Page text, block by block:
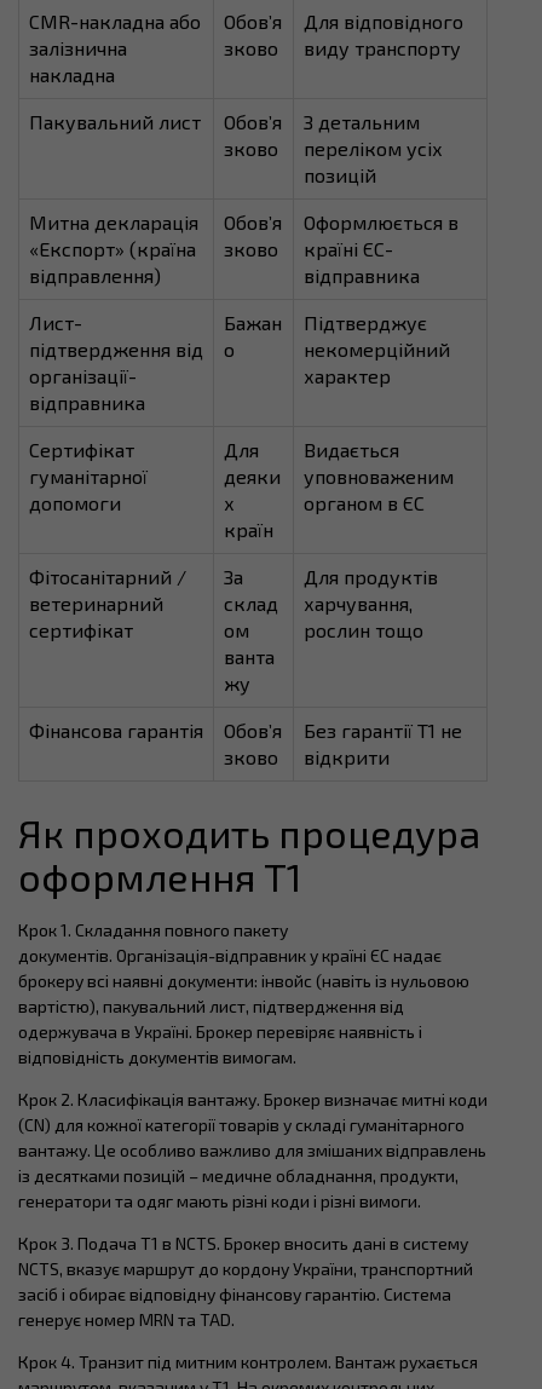
CMR-накладна або
залізнична
накладна
Обов’я
зково
Для відповідного
виду транспорту
Пакувальний лист
Обов’я
зково
З детальним
переліком усіх
позицій
Митна декларація
«Експорт» (країна
відправлення)
Обов’я
зково
Оформлюється в
країні ЄС-
відправника
Лист-
підтвердження від
організації-
відправника
Бажан
о
Підтверджує
некомерційний
характер
Сертифікат
гуманітарної
допомоги
Для
деяки
х
країн
Видається
уповноваженим
органом в ЄС
Фітосанітарний /
ветеринарний
сертифікат
За
склад
ом
ванта
жу
Для продуктів
харчування,
рослин тощо
Фінансова гарантія
Обов’я
зково
Без гарантії T1 не
відкрити
Як проходить процедура
оформлення T1
Крок 1. Складання повного пакету
документів. Організація-відправник у країні ЄС надає
брокеру всі наявні документи: інвойс (навіть із нульовою
вартістю), пакувальний лист, підтвердження від
одержувача в Україні. Брокер перевіряє наявність і
відповідність документів вимогам.
Крок 2. Класифікація вантажу. Брокер визначає митні коди
(CN) для кожної категорії товарів у складі гуманітарного
вантажу. Це особливо важливо для змішаних відправлень
із десятками позицій – медичне обладнання, продукти,
генератори та одяг мають різні коди і різні вимоги.
Крок 3. Подача T1 в NCTS. Брокер вносить дані в систему
NCTS, вказує маршрут до кордону України, транспортний
засіб і обирає відповідну фінансову гарантію. Система
генерує номер MRN та TAD.
Крок 4. Транзит під митним контролем. Вантаж рухається